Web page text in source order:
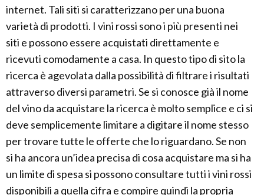
internet. Tali siti si caratterizzano per una buona
varietà di prodotti. I vini rossi sono i più presenti nei
siti e possono essere acquistati direttamente e
ricevuti comodamente a casa. In questo tipo di sito la
ricerca è agevolata dalla possibilità di filtrare i risultati
attraverso diversi parametri. Se si conosce già il nome
del vino da acquistare la ricerca è molto semplice e ci si
deve semplicemente limitare a digitare il nome stesso
per trovare tutte le offerte che lo riguardano. Se non
si ha ancora un’idea precisa di cosa acquistare ma si ha
un limite di spesa si possono consultare tutti i vini rossi
disponibili a quella cifra e compire quindi la propria